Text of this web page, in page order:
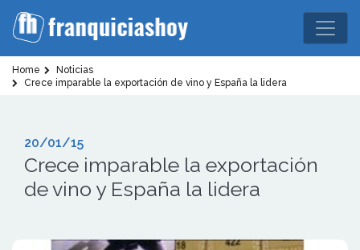
Home
Noticias
Crece imparable la exportación de vino y España la lidera
20/01/15
Crece imparable la exportación
de vino y España la lidera